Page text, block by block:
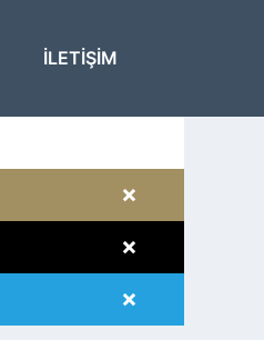
İLETIŞIM
×
×
×